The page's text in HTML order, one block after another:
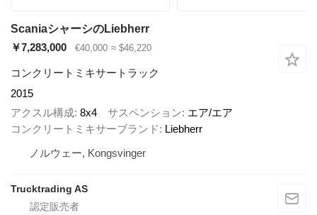
ScaniaシャーシのLiebherr
￥7,283,000
€40,000 ≈ $46,220
コンクリートミキサートラック
2015
アクスル構成 8x4 サスペンション エア/エア
コンクリートミキサーブランド
Liebherr
ノルウェー, Kongsvinger
Trucktrading AS